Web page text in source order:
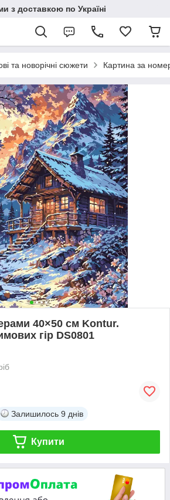
з доставкою по Україні
та новорічні сюжети Картина за
40×50 см Kontur.
гір DS0801
Залишилось 9 днів
Купити